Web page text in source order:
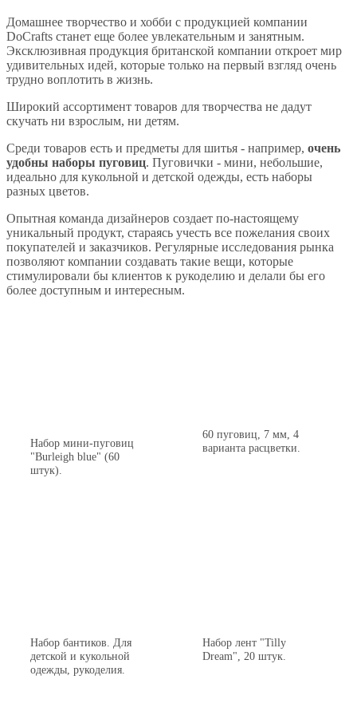
Домашнее творчество и хобби с продукцией компании
DoCrafts станет еще более увлекательным и занятным.
Эксклюзивная продукция британской компании откроет мир
удивительных идей, которые только на первый взгляд очень
трудно воплотить в жизнь.
Широкий ассортимент товаров для творчества не дадут
скучать ни взрослым, ни детям.
Среди товаров есть и предметы для шитья - например, очень
удобны наборы пуговиц. Пуговички - мини, небольшие,
идеально для кукольной и детской одежды, есть наборы
разных цветов.
Опытная команда дизайнеров создает по-настоящему
уникальный продукт, стараясь учесть все пожелания своих
покупателей и заказчиков. Регулярные исследования рынка
позволяют компании создавать такие вещи, которые
стимулировали бы клиентов к рукоделию и делали бы его
более доступным и интересным.
Набор мини-пуговиц
"Burleigh blue" (60
штук).
60 пуговиц, 7 мм, 4
варианта расцветки.
Набор бантиков. Для
детской и кукольной
одежды, рукоделия.
Набор лент "Tilly
Dream", 20 штук.